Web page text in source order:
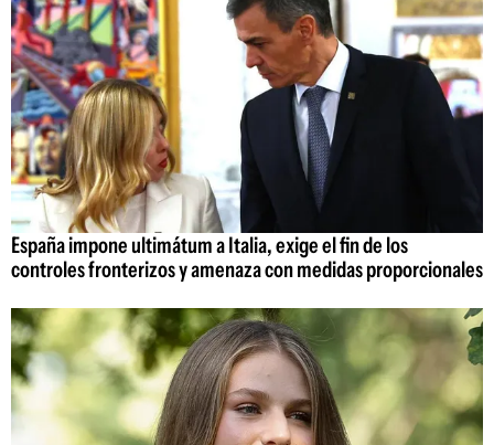
España impone ultimátum a Italia, exige el fin de los
controles fronterizos y amenaza con medidas proporcionales